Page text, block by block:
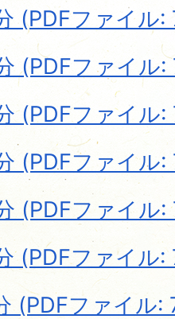
(PDFファイル:
(PDFファイル:
(PDFファイル:
(PDFファイル:
(PDFファイル:
(PDFファイル:
(PDFファイル: